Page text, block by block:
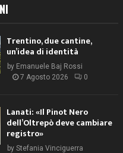
Trentino, due cantine,
un’idea di identità
by Emanuele Baj Rossi
7 Agosto 2026
0
Lanati: «Il Pinot Nero
dell’Oltrepò deve cambiare
registro»
by Stefania Vinciguerra